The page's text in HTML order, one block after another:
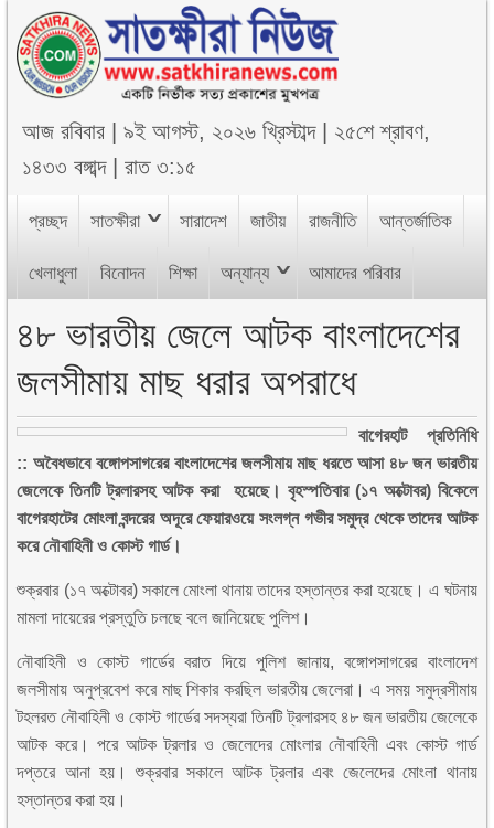
আজরবিবার |৯ই আগস্ট, ২০২৬ খ্রিস্টাব্দ| ২৫শে শ্রাবণ,
১৪৩৩ বঙ্গাব্দ|রাত ৩:১৫
প্রচ্ছদ সাতক্ষীরা সারাদেশ জাতীয় রাজনীতি আন্তর্জাতিক
খেলাধুলা বিনোদন শিক্ষা অন্যান্য আমাদের পরিবার
৪৮ ভারতীয় জেলে আটক বাংলাদেশের
জলসীমায় মাছ ধরার অপরাধে
বাগেরহাট প্রতিনিধি
:: অবৈধভাবে বঙ্গোপসাগরের বাংলাদেশের জলসীমায় মাছ ধরতে আসা ৪৮ জন ভারতীয়
জেলেকে তিনটি ট্রলারসহ আটক করা হয়েছে। বৃহস্পতিবার (১৭ অক্টোবর) বিকেলে
বাগেরহাটের মোংলা বন্দরের অদূরে ফেয়ারওয়ে সংলগ্ন গভীর সমুদ্র থেকে তাদের আটক
করে নৌবাহিনী ও কোস্ট গার্ড।
শুক্রবার (১৭ অক্টোবর) সকালে মোংলা থানায় তাদের হস্তান্তর করা হয়েছে। এ ঘটনায়
মামলা দায়েরের প্রস্তুতি চলছে বলে জানিয়েছে পুলিশ।
নৌবাহিনী ও কোস্ট গার্ডের বরাত দিয়ে পুলিশ জানায়, বঙ্গোপসাগরের বাংলাদেশ
জলসীমায় অনুপ্রবেশ করে মাছ শিকার করছিল ভারতীয় জেলেরা। এ সময় সমুদ্রসীমায়
টহলরত নৌবাহিনী ও কোস্ট গার্ডের সদস্যরা তিনটি ট্রলারসহ ৪৮ জন ভারতীয় জেলেকে
আটক করে। পরে আটক ট্রলার ও জেলেদের মোংলার নৌবাহিনী এবং কোস্ট গার্ড
দপ্তরে আনা হয়। শুক্রবার সকালে আটক ট্রলার এবং জেলেদের মোংলা থানায়
হস্তান্তর করা হয়।